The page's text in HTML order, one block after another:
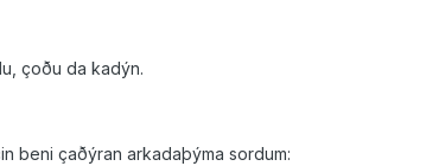
çoðu da kadýn.
beni çaðýran arkadaþýma sordum: